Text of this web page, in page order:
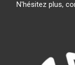
N'hésitez plus,